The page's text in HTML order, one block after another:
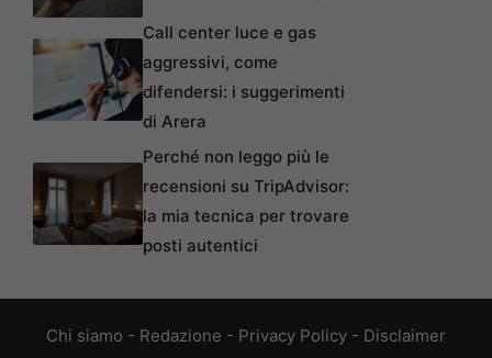
Call center luce e gas
aggressivi, come
difendersi: i suggerimenti
di Arera
Perché non leggo più le
recensioni su TripAdvisor:
la mia tecnica per trovare
posti autentici
Chi siamo - Redazione - Privacy Policy - Disclaimer